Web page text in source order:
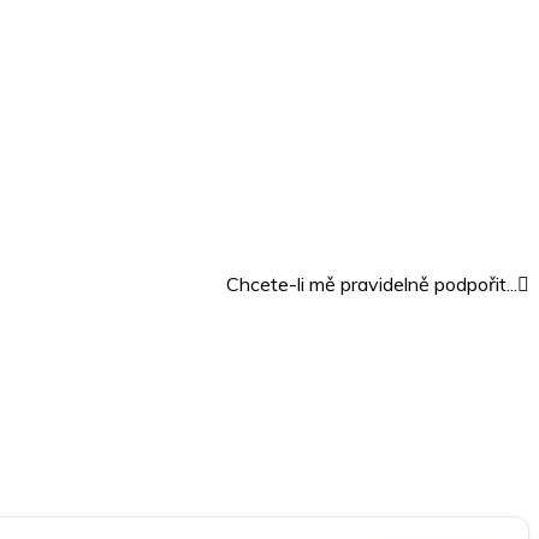
Chcete-li mě pravidelně podpořit...